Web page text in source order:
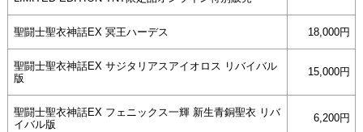
聖闘士聖衣神話EX 冥王ハーデス 18,000円
聖闘士聖衣神話EX サジタリアスアイオロス リバイバル
版
15,000円
聖闘士聖衣神話EX フェニックス一輝 新生青銅聖衣 リバ
イバル版
6,200円